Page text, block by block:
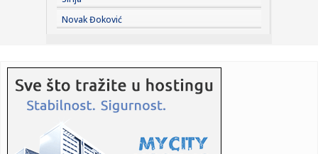
07:51:Šta se dešava sa mozgom kada ne unosite dovoljno
masti?
07:50: Vatra ne posustaje: Deliblatska peščara i dalje u plamenu,
Šum...
07:44:
asistencija u...
Novak Đoković